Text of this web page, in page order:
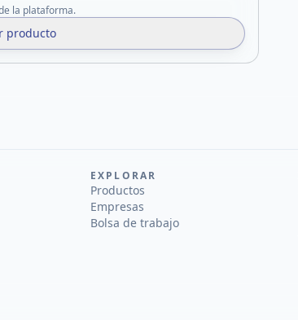
la plataforma.
producto
EXPLORAR
Productos
Empresas
Bolsa de trabajo